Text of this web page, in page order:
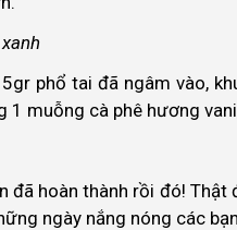
phổ tai đã ngâm vào,
1 muỗng cà phê hương
đã hoàn thành rồi đó!
ngày nắng nóng các